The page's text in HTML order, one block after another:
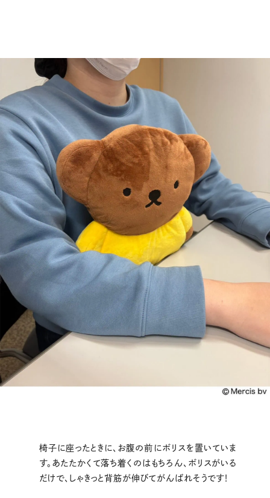
椅子に座ったときに、お腹の前にボリスを置いていま
す。あたたかくて落ち着くのはもちろん、ボリスがいる
だけで、しゃきっと背筋が伸びてがんばれそうです！